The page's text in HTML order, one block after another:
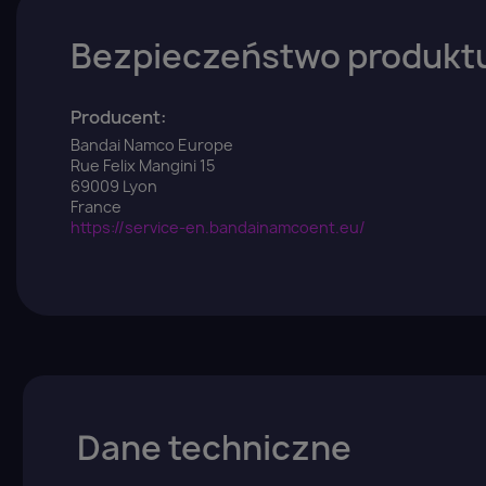
Bezpieczeństwo
Producent:
Bandai Namco Europe
Rue Felix Mangini 15
69009 Lyon
France
https://service-en.bandainamcoent.eu/
Dane techniczne